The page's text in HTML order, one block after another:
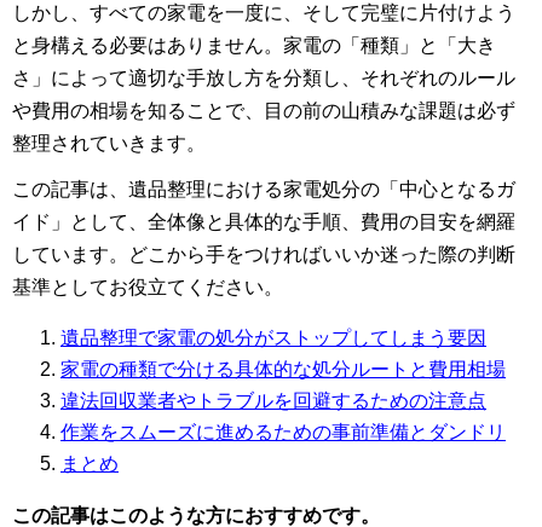
しかし、すべての家電を一度に、そして完璧に片付けよう
と身構える必要はありません。家電の「種類」と「大き
さ」によって適切な手放し方を分類し、それぞれのルール
や費用の相場を知ることで、目の前の山積みな課題は必ず
整理されていきます。
この記事は、遺品整理における家電処分の「中心となるガ
イド」として、全体像と具体的な手順、費用の目安を網羅
しています。どこから手をつければいいか迷った際の判断
基準としてお役立てください。
遺品整理で家電の処分がストップしてしまう要因
家電の種類で分ける具体的な処分ルートと費用相場
違法回収業者やトラブルを回避するための注意点
作業をスムーズに進めるための事前準備とダンドリ
まとめ
この記事はこのような方におすすめです。